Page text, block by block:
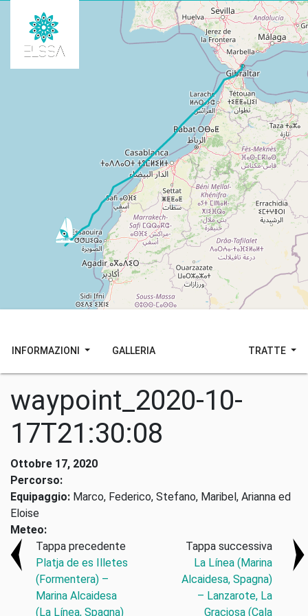
INFORMAZIONI GALLERIA TRATTE
waypoint_2020-10-
17T21:30:08
Ottobre 17, 2020
Percorso:
Equipaggio: Marco, Federico, Stefano, Maribel, Arianna ed
Eloise
Meteo:
Tappa precedente
Platja de es Illetes
(Formentera) –
Marina Alcaidesa
(La Línea, Spagna)
Tappa successiva
La Línea (Marina
Alcaidesa, Spagna)
– Lanzarote, La
Graciosa (Cala